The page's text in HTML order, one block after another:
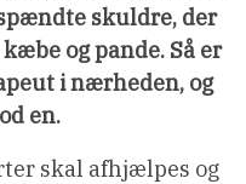
skuldre, der
og pande. Så er
i nærheden, og
en.
skal afhjælpes og